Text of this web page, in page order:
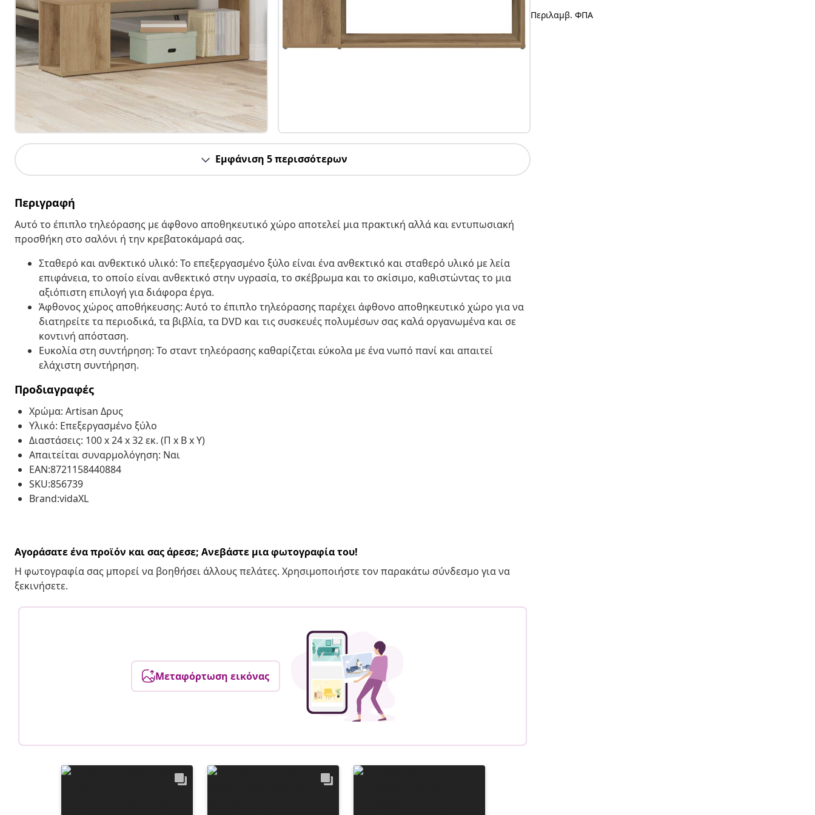
Εμφάνιση 5 περισσότερων
Περιγραφή
Αυτό το έπιπλο τηλεόρασης με άφθονο αποθηκευτικό χώρο αποτελεί μια πρακτική αλλά και εντυπωσιακή
προσθήκη στο σαλόνι ή την κρεβατοκάμαρά σας.
Σταθερό και ανθεκτικό υλικό: Το επεξεργασμένο ξύλο είναι ένα ανθεκτικό και σταθερό υλικό με λεία
επιφάνεια, το οποίο είναι ανθεκτικό στην υγρασία, το σκέβρωμα και το σκίσιμο, καθιστώντας το μια
αξιόπιστη επιλογή για διάφορα έργα.
Άφθονος χώρος αποθήκευσης: Αυτό το έπιπλο τηλεόρασης παρέχει άφθονο αποθηκευτικό χώρο για να
διατηρείτε τα περιοδικά, τα βιβλία, τα DVD και τις συσκευές πολυμέσων σας καλά οργανωμένα και σε
κοντινή απόσταση.
Ευκολία στη συντήρηση: Το σταντ τηλεόρασης καθαρίζεται εύκολα με ένα νωπό πανί και απαιτεί
ελάχιστη συντήρηση.
Προδιαγραφές
Χρώμα: Artisan Δρυς
Υλικό: Επεξεργασμένο ξύλο
Διαστάσεις: 100 x 24 x 32 εκ. (Π x Β x Υ)
Απαιτείται συναρμολόγηση: Ναι
EAN:8721158440884
SKU:856739
Brand:vidaXL
Αγοράσατε ένα προϊόν και σας άρεσε; Ανεβάστε μια φωτογραφία του!
Η φωτογραφία σας μπορεί να βοηθήσει άλλους πελάτες. Χρησιμοποιήστε τον παρακάτω σύνδεσμο για να
ξεκινήσετε.
Μεταφόρτωση εικόνας
Περιλαμβ. ΦΠΑ